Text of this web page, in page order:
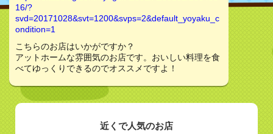
16/?
svd=20171028&svt=1200&svps=2&default_yoyaku_c
ondition=1
こちらのお店はいかがですか？
アットホームな雰囲気のお店です。おいしい料理を食
べてゆっくりできるのでオススメですよ！
近くで人気のお店